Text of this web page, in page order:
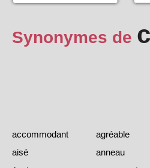
Synonymes de
accommodant
agréable
aisé
anneau